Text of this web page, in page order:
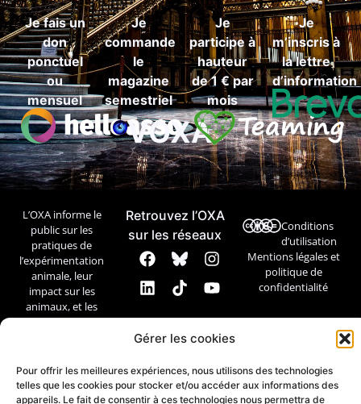
Gérer les cookies
Pour offrir les meilleures expériences, nous utilisons des technologies
telles que les cookies pour stocker et/ou accéder aux informations des
appareils. Le fait de consentir à ces technologies nous permettra de
Je fais un
don
ponctuel
ou
mensuel
Je
commande
le
magazine
semestriel
VOXA
Je
participe à
hauteur
de 1 € par
mois
Je
m’inscris à
la lettre
d’information
L’OXA informe le
public sur les
pratiques de
l’expérimentation
animale, leur
impact sur les
animaux, et les
débats
Contact
Retrouvez l’OXA
sur les réseaux
Conditions
d’utilisation
Mentions légales et
politique de
confidentialité